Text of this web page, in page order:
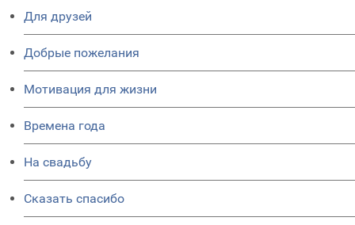
Для друзей
Добрые пожелания
Мотивация для жизни
Времена года
На свадьбу
Сказать спасибо